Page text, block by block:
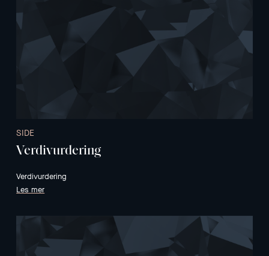
SIDE
Verdivurdering
Verdivurdering
Les mer